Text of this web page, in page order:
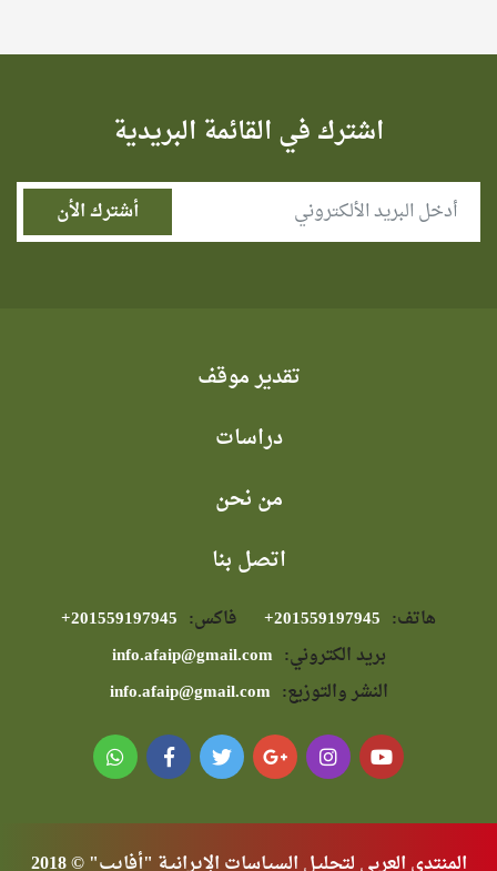
اشترك في القائمة البريدية
تقدير موقف
دراسات
من نحن
اتصل بنا
هاتف: فاكس:
بريد الكتروني: info.afaip@gmail.com
النشر والتوزيع: info.afaip@gmail.com
المنتدى العربي لتحليل السياسات الإيرانية "أفايب" © 2018